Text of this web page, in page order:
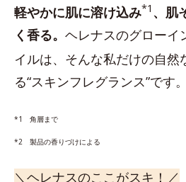
軽やかに肌に溶け込み*1 、肌
く香る。 ヘレナスのグローイ
イルは、そんな私だけの自然
る“スキンフレグランス”です。
*1 角層まで
*2 製品の香りづけによる
＼ヘレナスのここがスキ！／